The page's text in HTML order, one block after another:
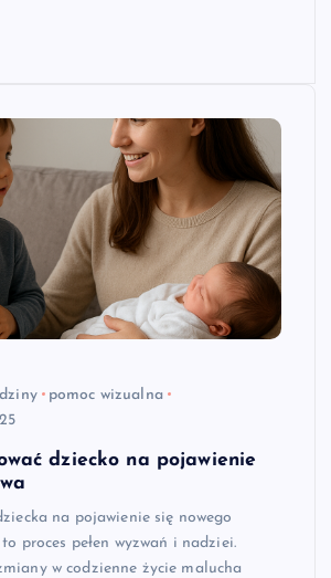
pomoc wizualna
dziecko na pojawienie
na pojawienie się nowego
proces pełen wyzwań i nadziei.
w codzienne życie malucha